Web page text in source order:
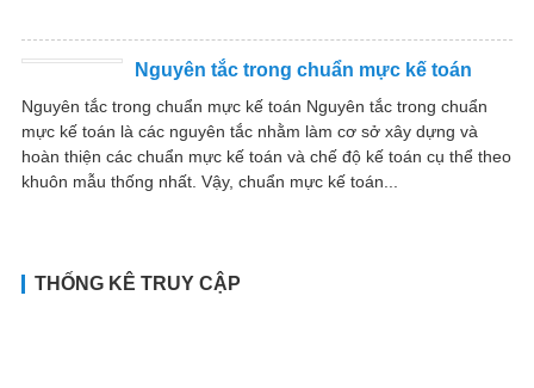
Nguyên tắc trong chuẩn mực kế toán
Nguyên tắc trong chuẩn mực kế toán Nguyên tắc trong chuẩn
mực kế toán là các nguyên tắc nhằm làm cơ sở xây dựng và
hoàn thiện các chuẩn mực kế toán và chế độ kế toán cụ thể theo
khuôn mẫu thống nhất. Vậy, chuẩn mực kế toán...
THỐNG KÊ TRUY CẬP